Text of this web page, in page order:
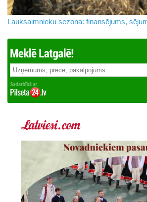
Lauksaimnieku sezona: finansējums,